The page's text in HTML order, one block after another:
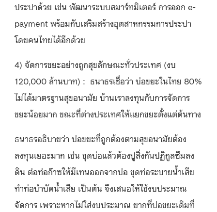
ประปาด้วย เช่น พัฒนาระบบสมาร์ทมิเตอร์ การออก e-
payment พร้อมกับเสริมสร้างอุตสาหกรรมการประปา
โดยคนไทยได้อีกด้วย
4) จัดการขยะอย่างถูกสุขลักษณะทั่วประเทศ (งบ
120,000 ล้านบาท) : ธนาธรเชื่อว่า บ่อขยะในไทย 80%
ไม่ได้มาตรฐานสุขอนามัย บ้านเราลงทุนกับการจัดการ
ขยะน้อยมาก ขณะที่ต่างประเทศให้แยกขยะตั้งแต่ต้นทาง
ธนาธรอธิบายว่า บ่อขยะที่ถูกต้องตามสุขอนามัยต้อง
ลงทุนเยอะมาก เช่น ขุดบ่อแล้วต้องปูสิ่งกันปฏิกูลซึมลง
ดิน ต่อท่อก๊าซให้มีเทนออกจากบ่อ ขุดท่อระบายน้ำเสีย
ทำท่อบำบัดน้ำเสีย เป็นต้น จึงเสนอให้ใช้งบประมาณ
จัดการ เพราะหากไม่ใส่งบประมาณ ยากที่บ่อขยะเดิมที่